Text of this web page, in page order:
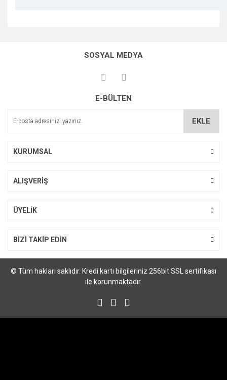
Yorum Yaz
Görüş ve önerileriniz için teşekkür ederiz.
Ürün açıklamasında eksik bilgiler bulunuyor.
SOSYAL MEDYA
E-BÜLTEN
EKLE
KURUMSAL
ALIŞVERİŞ
ÜYELİK
BİZİ TAKİP EDİN
© Tüm hakları saklıdır. Kredi kartı bilgileriniz 256bit SSL sertifikası
ile korunmaktadır.